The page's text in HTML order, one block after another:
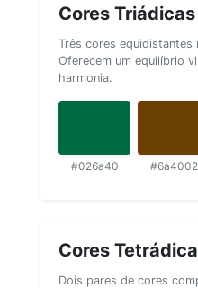
Cores Triádicas
Três cores equidistantes
Oferecem um equilíbrio
harmonia.
#026a40 #6a4002
Cores
Dois pares de cores